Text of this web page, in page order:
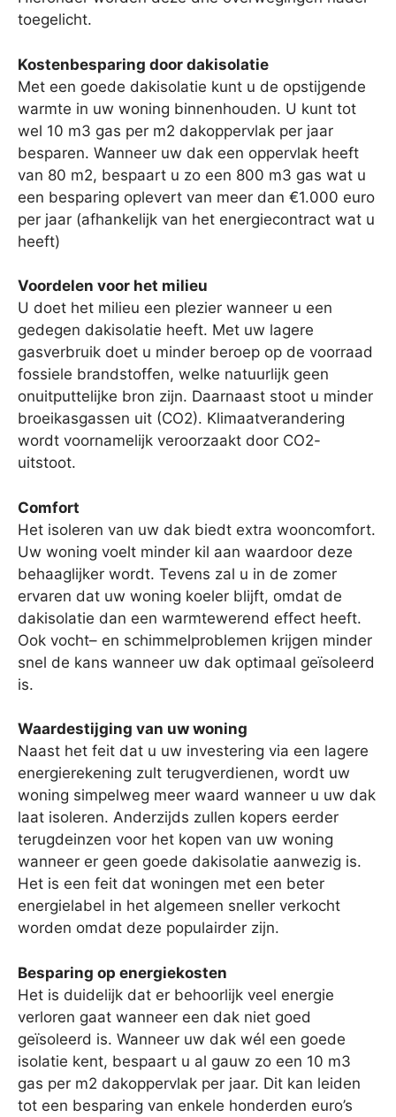
toegelicht.
Kostenbesparing door dakisolatie
Met een goede dakisolatie kunt u de opstijgende
warmte in uw woning binnenhouden. U kunt tot
wel 10 m3 gas per m2 dakoppervlak per jaar
besparen. Wanneer uw dak een oppervlak heeft
van 80 m2, bespaart u zo een 800 m3 gas wat u
een besparing oplevert van meer dan €1.000 euro
per jaar (afhankelijk van het energiecontract wat u
heeft)
Voordelen voor het milieu
U doet het milieu een plezier wanneer u een
gedegen dakisolatie heeft. Met uw lagere
gasverbruik doet u minder beroep op de voorraad
fossiele brandstoffen, welke natuurlijk geen
onuitputtelijke bron zijn. Daarnaast stoot u minder
broeikasgassen uit (CO2). Klimaatverandering
wordt voornamelijk veroorzaakt door CO2-
uitstoot.
Comfort
Het isoleren van uw dak biedt extra wooncomfort.
Uw woning voelt minder kil aan waardoor deze
behaaglijker wordt. Tevens zal u in de zomer
ervaren dat uw woning koeler blijft, omdat de
dakisolatie dan een warmtewerend effect heeft.
Ook vocht– en schimmelproblemen krijgen minder
snel de kans wanneer uw dak optimaal geïsoleerd
is.
Waardestijging van uw woning
Naast het feit dat u uw investering via een lagere
energierekening zult terugverdienen, wordt uw
woning simpelweg meer waard wanneer u uw dak
laat isoleren. Anderzijds zullen kopers eerder
terugdeinzen voor het kopen van uw woning
wanneer er geen goede dakisolatie aanwezig is.
Het is een feit dat woningen met een beter
energielabel in het algemeen sneller verkocht
worden omdat deze populairder zijn.
Besparing op energiekosten
Het is duidelijk dat er behoorlijk veel energie
verloren gaat wanneer een dak niet goed
geïsoleerd is. Wanneer uw dak wél een goede
isolatie kent, bespaart u al gauw zo een 10 m3
gas per m2 dakoppervlak per jaar. Dit kan leiden
tot een besparing van enkele honderden euro’s